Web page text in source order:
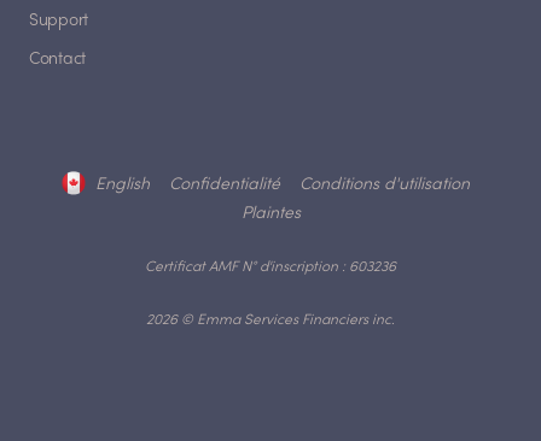
Support
Contact
2026 © Emma Services Financiers inc.
Certificat AMF N° d'inscription : 603236
English Confidentialité
Conditions d'utilisation
Plaintes